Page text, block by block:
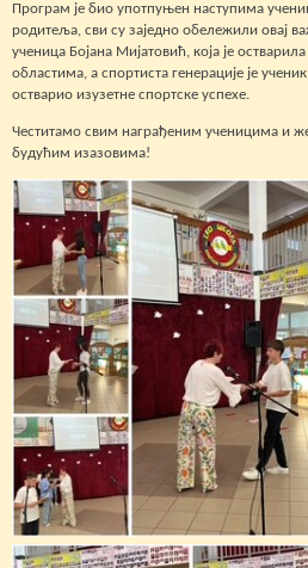
Програм је био употпуњен наступима
родитеља, сви су заједно обележили овај
ученица Бојана Мијатовић, која је
областима, а спортиста генерације је
остварио изузетне спортске успехе.
Честитамо свим награђеним ученицима и
будућим изазовима!